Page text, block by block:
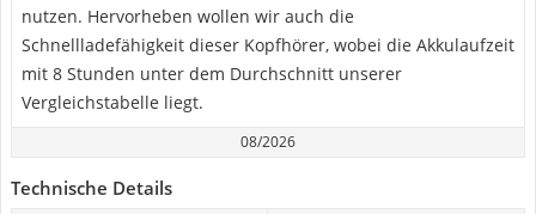
nutzen. Hervorheben wollen wir auch die
Schnellladefähigkeit dieser Kopfhörer, wobei die Akkulaufzeit
mit 8 Stunden unter dem Durchschnitt unserer
Vergleichstabelle liegt.
08/2026
Technische Details